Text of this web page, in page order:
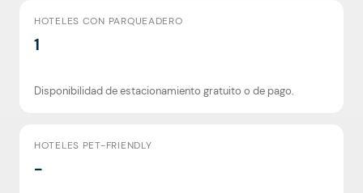
HOTELES CON PARQUEADERO
1
Disponibilidad de estacionamiento gratuito o de pago.
HOTELES PET-FRIENDLY
-